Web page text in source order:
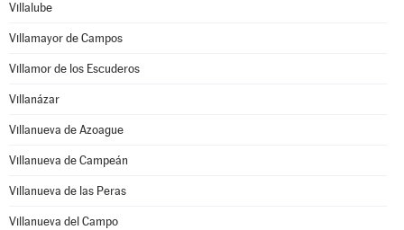
Villalube
Villamayor de Campos
Villamor de los Escuderos
Villanázar
Villanueva de Azoague
Villanueva de Campeán
Villanueva de las Peras
Villanueva del Campo